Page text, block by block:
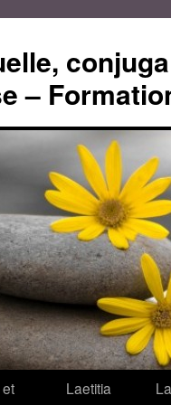
–
Laetitia